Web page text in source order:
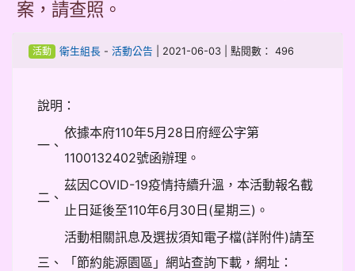
案，請查照。
活動 衛生組長- 活動公告 | 2021-06-03 | 點閱數： 496
說明：
一、
依據本府110年5月28日府經公字第
1100132402號函辦理。
二、
茲因COVID-19疫情持續升溫，本活動報名截
止日延後至110年6月30日(星期三)。
三、
活動相關訊息及選拔須知電子檔(詳附件)請至
「節約能源園區」網站查詢下載，網址：